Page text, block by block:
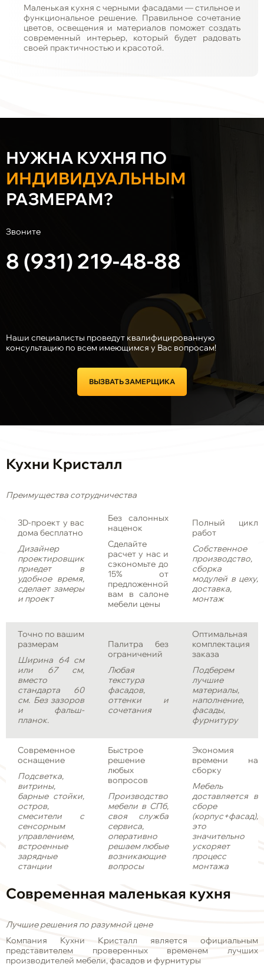
Маленькая кухня с черными фасадами — стильное и
функциональное решение. Правильное сочетание
цветов, освещения и материалов поможет создать
современный интерьер, который будет радовать
своей практичностью и красотой.
НУЖНА КУХНЯ ПО
ИНДИВИДУАЛЬНЫМ
РАЗМЕРАМ?
Звоните
8 (931) 219-48-88
Наши специалисты проведут квалифицированную
консультацию по всем имеющимся у Вас вопросам!
ВЫЗВАТЬ ЗАМЕРЩИКА
Кухни Кристалл
Преимущества сотрудничества
3D-проект у вас
дома бесплатно
Дизайнер
проектировщик
приедет в
удобное время,
сделает замеры
и проект
Без салонных
наценок
Сделайте
расчет у нас и
сэкономьте до
15% от
предложенной
вам в салоне
мебели цены
Полный цикл
работ
Собственное
производство,
сборка
модулей в цеху,
доставка,
монтаж
Точно по вашим
размерам
Ширина 64 см
или 67 см,
вместо
стандарта 60
см. Без зазоров
и фальш-
планок.
Палитра без
ограничений
Любая
текстура
фасадов,
оттенки и
сочетания
Оптимальная
комплектация
заказа
Подберем
лучшие
материалы,
наполнение,
фасады,
фурнитуру
Современное
оснащение
Подсветка,
витрины,
барные стойки,
остров,
смесители с
сенсорным
управлением,
встроенные
зарядные
станции
Быстрое
решение
любых
вопросов
Производство
мебели в СПб,
своя служба
сервиса,
оперативно
решаем любые
возникающие
вопросы
Экономия
времени на
сборку
Мебель
доставляется в
сборе
(корпус+фасад),
это
значительно
ускоряет
процесс
монтажа
Современная маленькая кухня
Лучшие решения по разумной цене
Компания Кухни Кристалл является официальным
представителем проверенных временем лучших
производителей мебели, фасадов и фурнитуры